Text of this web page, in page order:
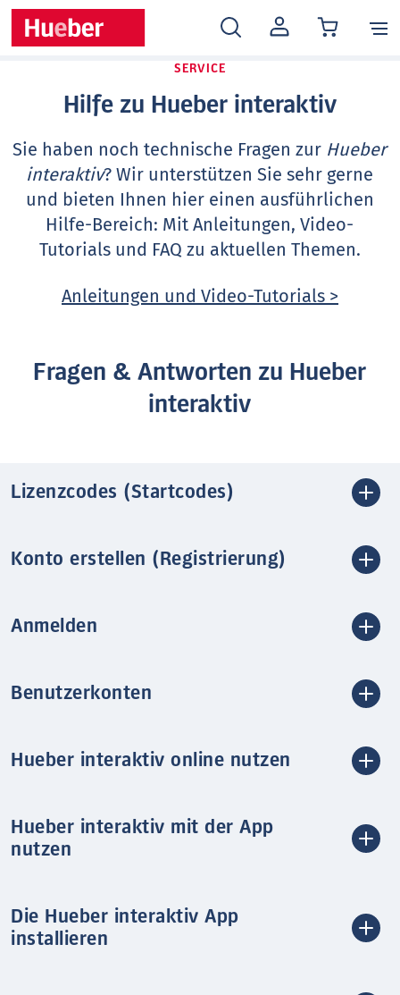
MEIN
KONTO
SERVICE
Hilfe zu Hueber interaktiv
Sie haben noch technische Fragen zur Hueber
interaktiv? Wir unterstützen Sie sehr gerne
und bieten Ihnen hier einen ausführlichen
Hilfe-Bereich: Mit Anleitungen, Video-
Tutorials und FAQ zu aktuellen Themen.
Anleitungen und Video-Tutorials >
Fragen & Antworten zu Hueber
interaktiv
Lizenzcodes (Startcodes)
Konto erstellen (Registrierung)
Anmelden
Benutzerkonten
Hueber interaktiv online nutzen
Hueber interaktiv mit der App
nutzen
Die Hueber interaktiv App
installieren